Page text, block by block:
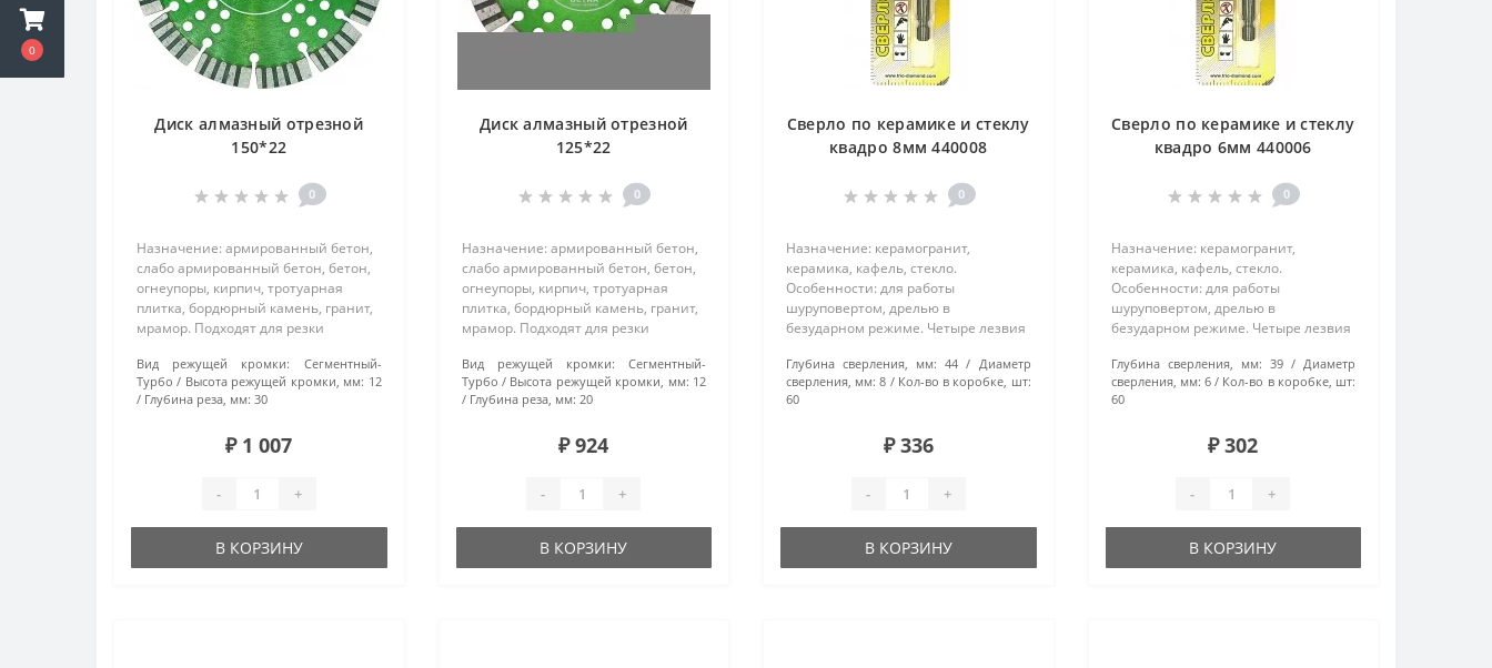
0
Диск алмазный отрезной
150*22
0
Назначение: армированный бетон,
слабо армированный бетон, бетон,
огнеупоры, кирпич, тротуарная
плитка, бордюрный камень, гранит,
мрамор. Подходят для резки
твердости. Особенности: турбо-
сегментные диски произведены
методом горяч..
Вид режущей кромки:
Сегментный-
Турбо
Высота режущей кромки, мм: 12
Глубина реза, мм: 30
₽ 1 007
- +
В КОРЗИНУ
Диск алмазный отрезной
125*22
0
Назначение: армированный бетон,
слабо армированный бетон, бетон,
огнеупоры, кирпич, тротуарная
плитка, бордюрный камень, гранит,
мрамор. Подходят для резки
твердости. Особенности: турбо-
сегментные диски произведены
методом горяч..
Вид режущей кромки:
Сегментный-
Турбо
Высота режущей кромки, мм: 12
Глубина реза, мм: 20
₽ 924
- +
В КОРЗИНУ
Сверло по керамике и стеклу
квадро 8мм 440008
0
Назначение: керамогранит,
керамика, кафель, стекло.
Особенности: для работы
шуруповертом, дрелью в
безударном режиме. Четыре лезвия
Глубина сверления, мм: 44
Диаметр
сверления, мм: 8
Кол-во в коробке, шт:
60
₽ 336
- +
В КОРЗИНУ
Сверло по керамике и стеклу
квадро 6мм 440006
0
Назначение: керамогранит,
керамика, кафель, стекло.
Особенности: для работы
шуруповертом, дрелью в
безударном режиме. Четыре лезвия
Глубина сверления, мм: 39
Диаметр
сверления, мм: 6
Кол-во в коробке, шт:
60
₽ 302
- +
В КОРЗИНУ